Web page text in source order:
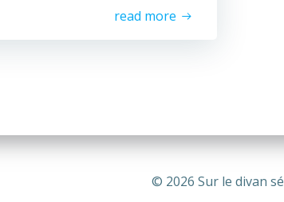
read more
© 2026 Sur le divan